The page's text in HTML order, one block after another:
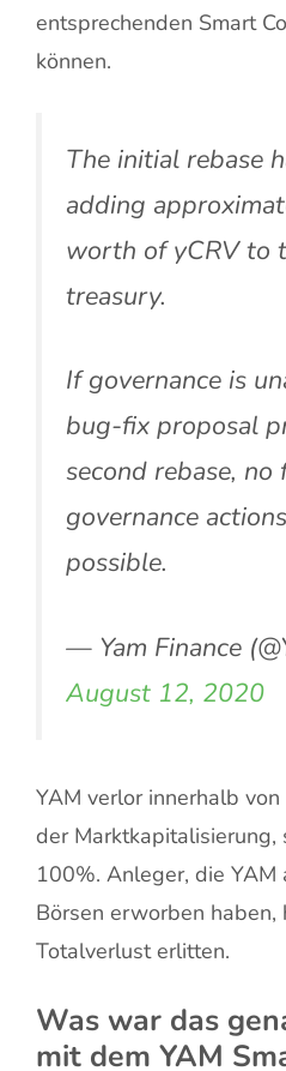
entsprechenden Smart
können.
The initial rebase
adding
worth of yCRV to
treasury.
If governance is
bug-fix proposal
second rebase,
governance
possible.
— Yam Finance
August 12, 2020
YAM verlor innerhalb
der Marktkapitalisierung,
100%. Anleger, die
Börsen erworben haben,
Totalverlust erlitten.
Was war das
mit dem YAM